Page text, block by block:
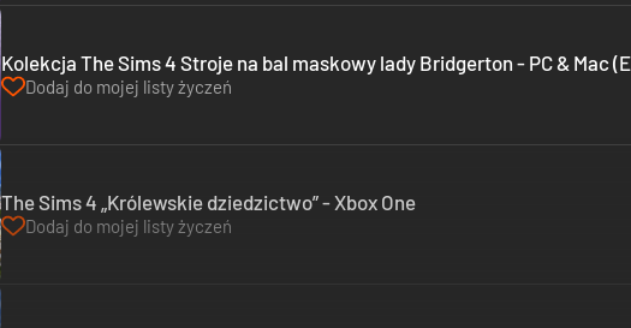
Kolekcja The Sims 4 Stroje na bal maskowy lady Bridgerton - PC & Mac
Dodaj do mojej listy życzeń
The Sims 4 „Królewskie dziedzictwo” - Xbox One
Dodaj do mojej listy życzeń